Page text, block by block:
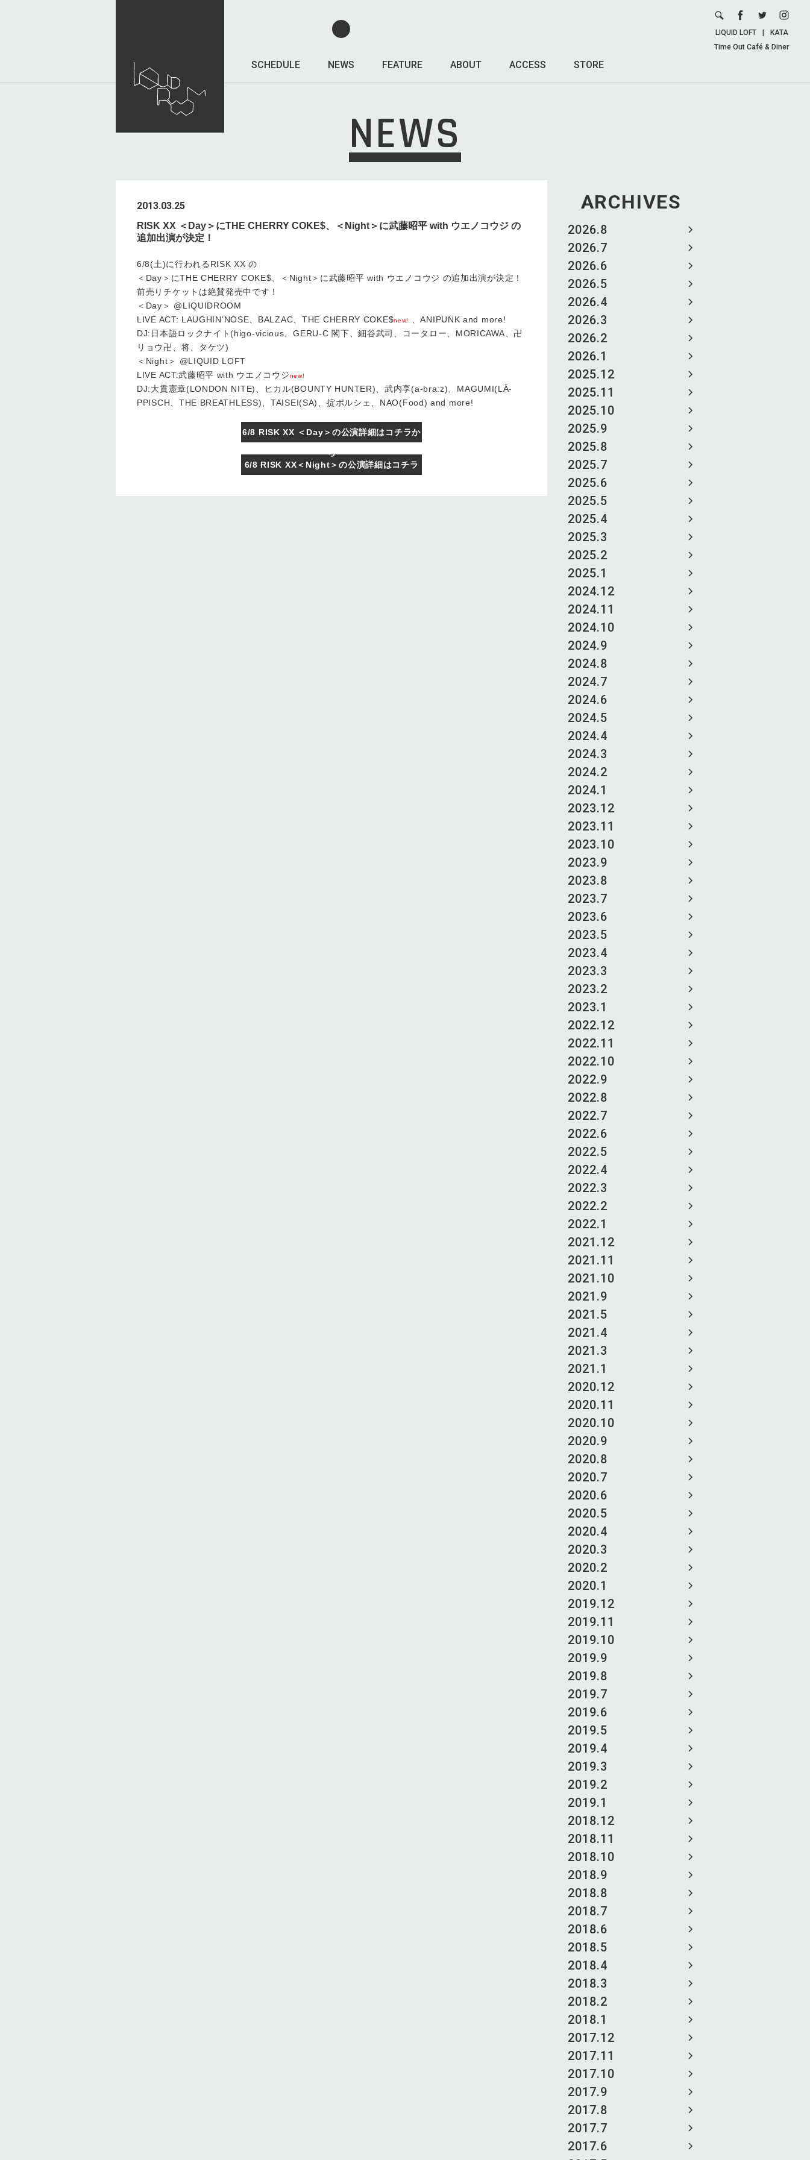
SCHEDULE NEWS FEATURE ABOUT ACCESS STORE
LIQUID LOFT
KATA
Time Out Café & Diner
NEWS
ARCHIVES
2026.8
2026.7
2026.6
2026.5
2026.4
2026.3
2026.2
2026.1
2025.12
2025.11
2025.10
2025.9
2025.8
2025.7
2025.6
2025.5
2025.4
2025.3
2025.2
2025.1
2024.12
2024.11
2024.10
2024.9
2024.8
2024.7
2024.6
2024.5
2024.4
2024.3
2024.2
2024.1
2023.12
2023.11
2023.10
2023.9
2023.8
2023.7
2023.6
2023.5
2023.4
2023.3
2023.2
2023.1
2022.12
2022.11
2022.10
2022.9
2022.8
2022.7
2022.6
2022.5
2022.4
2022.3
2022.2
2022.1
2021.12
2021.11
2021.10
2021.9
2021.5
2021.4
2021.3
2021.1
2020.12
2020.11
2020.10
2020.9
2020.8
2020.7
2020.6
2020.5
2020.4
2020.3
2020.2
2020.1
2019.12
2019.11
2019.10
2019.9
2019.8
2019.7
2019.6
2019.5
2019.4
2019.3
2019.2
2019.1
2018.12
2018.11
2018.10
2018.9
2018.8
2018.7
2018.6
2018.5
2018.4
2018.3
2018.2
2018.1
2017.12
2017.11
2017.10
2017.9
2017.8
2017.7
2017.6
2013.03.25
RISK XX ＜Day＞にTHE CHERRY COKE$、＜Night＞に武藤昭平 with ウエノコウジ の
追加出演が決定！
6/8(土)に行われるRISK XX の
＜Day＞にTHE CHERRY COKE$、＜Night＞に武藤昭平 with ウエノコウジ の追加出演が決定！
前売りチケットは絶賛発売中です！
＜Day＞ @LIQUIDROOM
LIVE ACT: LAUGHIN’NOSE、BALZAC、THE CHERRY COKE$new!
、ANIPUNK and more!
DJ:日本語ロックナイト(higo-vicious、GERU-C 閣下、細谷武司、コータロー、MORICAWA、卍
リョウ卍、将、タケツ)
＜Night＞ @LIQUID LOFT
LIVE ACT:武藤昭平 with ウエノコウジnew!
DJ:大貫憲章(LONDON NITE)、ヒカル(BOUNTY HUNTER)、武内享(a-bra:z)、MAGUMI(LÄ-
PPISCH、THE BREATHLESS)、TAISEI(SA)、掟ポルシェ、NAO(Food) and more!
6/8 RISK XX ＜Day＞の公演詳細はコチラか
ら
6/8 RISK XX＜Night＞の公演詳細はコチラ